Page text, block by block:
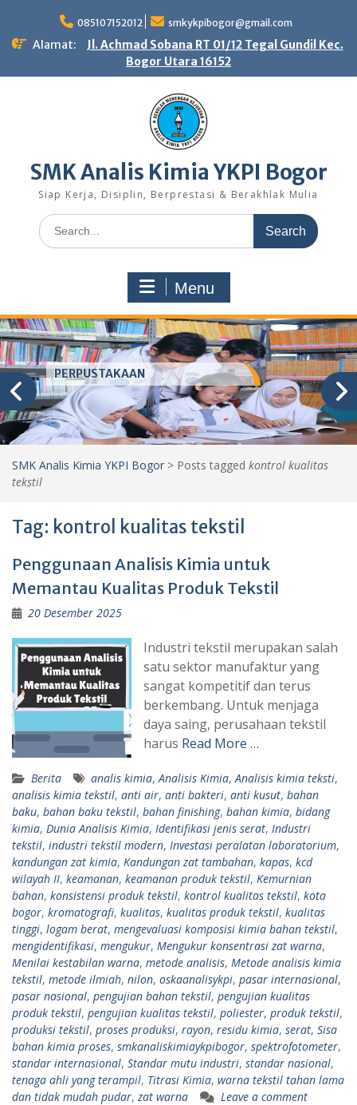
content
085107152012 smkykpibogor@gmail.com
Alamat:
Jl. Achmad Sobana RT 01/12 Tegal Gundil Kec.
Bogor Utara 16152
SMK Analis Kimia YKPI Bogor
Siap Kerja, Disiplin, Berprestasi & Berakhlak Mulia
Search
for:
Menu
PERPUSTAKAAN
SMK Analis Kimia YKPI Bogor > Posts tagged kontrol kualitas
tekstil
Tag: kontrol kualitas tekstil
Penggunaan Analisis Kimia untuk
Memantau Kualitas Produk Tekstil
20 Desember 2025
Industri tekstil merupakan salah
satu sektor manufaktur yang
sangat kompetitif dan terus
berkembang. Untuk menjaga
daya saing, perusahaan tekstil
harus Read More …
Berita analis kimia, Analisis Kimia, Analisis kimia teksti,
analisis kimia tekstil, anti air, anti bakteri, anti kusut, bahan
baku, bahan baku tekstil, bahan finishing, bahan kimia, bidang
kimia, Dunia Analisis Kimia, Identifikasi jenis serat, Industri
tekstil, industri tekstil modern, Investasi peralatan laboratorium,
kandungan zat kimia, Kandungan zat tambahan, kapas, kcd
wilayah II, keamanan, keamanan produk tekstil, Kemurnian
bahan, konsistensi produk tekstil, kontrol kualitas tekstil, kota
bogor, kromatografi, kualitas, kualitas produk tekstil, kualitas
tinggi, logam berat, mengevaluasi komposisi kimia bahan tekstil,
mengidentifikasi, mengukur, Mengukur konsentrasi zat warna,
Menilai kestabilan warna, metode analisis, Metode analisis kimia
tekstil, metode ilmiah, nilon, oskaanalisykpi, pasar internasional,
pasar nasional, pengujian bahan tekstil, pengujian kualitas
produk tekstil, pengujian kualitas tekstil, poliester, produk tekstil,
produksi tekstil, proses produksi, rayon, residu kimia, serat, Sisa
bahan kimia proses, smkanaliskimiaykpibogor, spektrofotometer,
standar internasional, Standar mutu industri, standar nasional,
tenaga ahli yang terampil, Titrasi Kimia, warna tekstil tahan lama
dan tidak mudah pudar, zat warna Leave a comment